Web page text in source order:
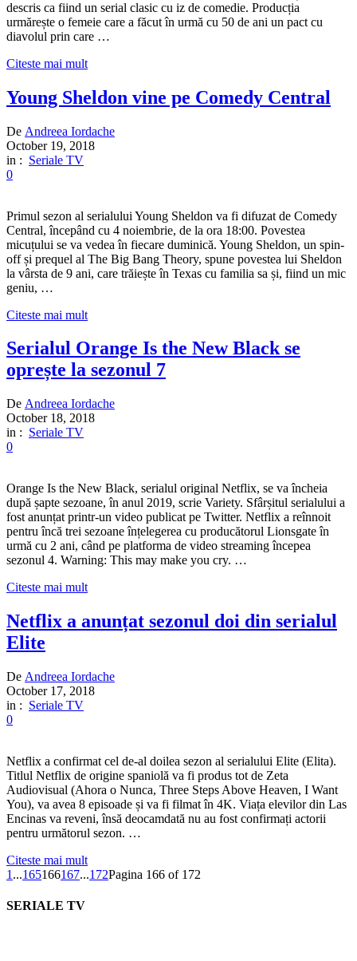
descris ca fiind un serial clasic cu iz de comedie. Producția
urmărește o femeie care a făcut în urmă cu 50 de ani un pact cu
diavolul prin care …
Citeste mai mult
Young Sheldon vine pe Comedy Central
De Andreea Iordache
October 19, 2018
in : Seriale TV
0
Primul sezon al serialului Young Sheldon va fi difuzat de Comedy
Central, începând cu 4 noiembrie, de la ora 18:00. Povestea
micuțului se va vedea în fiecare duminică. Young Sheldon, un spin-
off și prequel al The Big Bang Theory, spune povestea lui Sheldon
la vârsta de 9 ani, care trăiește în Texas cu familia sa și, fiind un mic
geniu, …
Citeste mai mult
Serialul Orange Is the New Black se
oprește la sezonul 7
De Andreea Iordache
October 18, 2018
in : Seriale TV
0
Orange Is the New Black, serialul original Netflix, se va încheia
după șapte sezoane, în anul 2019, scrie Variety. Sfârșitul serialului a
fost anunțat printr-un video publicat pe Twitter. Netflix a reînnoit
pentru încă trei sezoane înțelegerea cu producătorul Lionsgate în
urmă cu 2 ani, când pe platforma de video streaming începea
sezonul 4. Warning: This may make you cry. …
Citeste mai mult
Netflix a anunțat sezonul doi din serialul
Elite
De Andreea Iordache
October 17, 2018
in : Seriale TV
0
Netflix a confirmat cel de-al doilea sezon al serialului Elite (Elita).
Titlul Netflix de origine spaniolă va fi produs tot de Zeta
Audiovisual (Ahora o Nunca, Three Steps Above Heaven, I Want
You), va avea 8 episoade și va fi filmat în 4K. Viața elevilor din Las
Encinas va reveni, însă deocamdată nu au fost confirmați actorii
pentru următorul sezon. …
Citeste mai mult
1 ...165166167...172Pagina 166 of 172
SERIALE TV